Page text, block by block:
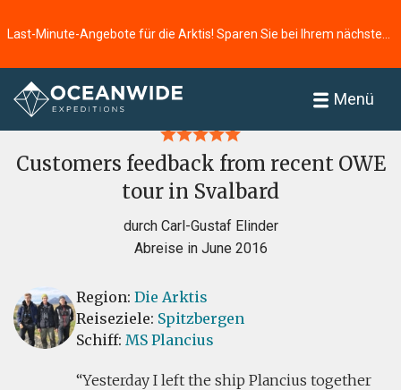
Menü
Startseite
Customers feedback from recent OWE
tour in Svalbard
durch Carl-Gustaf Elinder
Abreise in June 2016
Region: Die Arktis
Reiseziele: Spitzbergen
Schiff: MS Plancius
Yesterday I left the ship Plancius together